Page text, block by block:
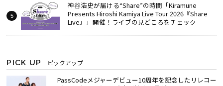
神谷浩史が届ける“Share”の時間――「Kiramune
Presents Hiroshi Kamiya Live Tour 2026『Share
Live』」開催！ライブの見どころをチェック
PICK UP ピックアップ
PassCodeメジャーデビュー10周年を記念したリレコー